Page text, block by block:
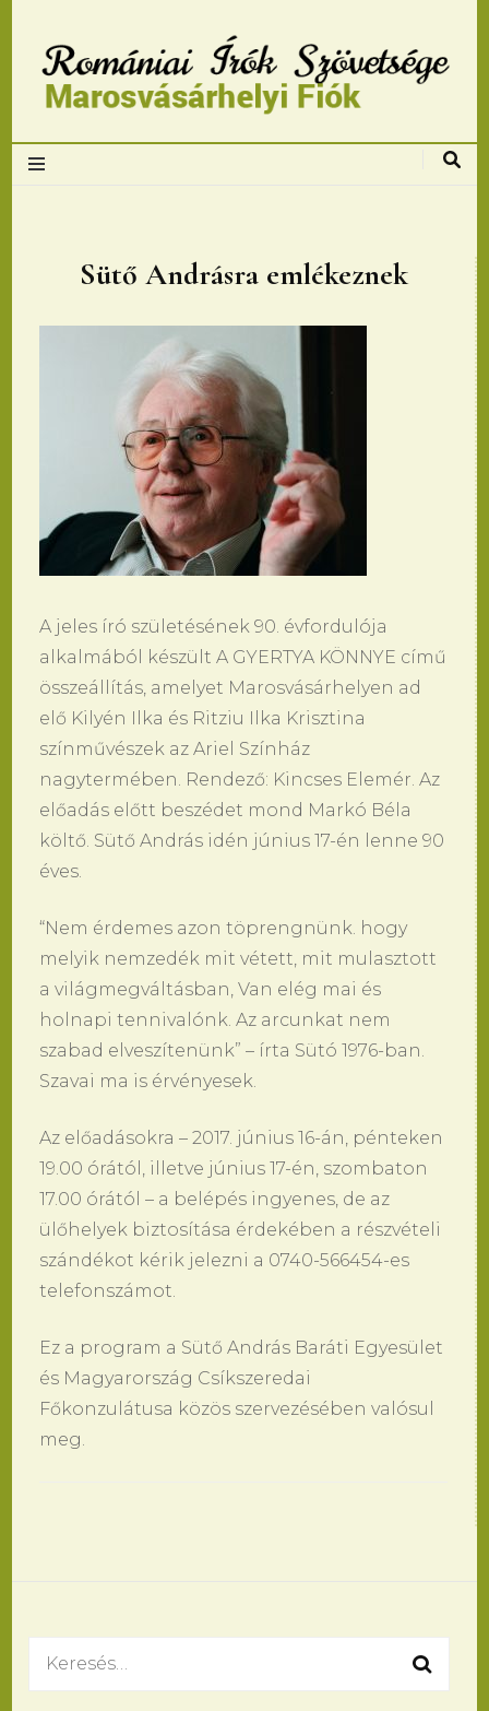
Romániai Írók
Marosvásárhelyi
fiok
Sütő Andrásra emlékeznek
A jeles író születésének 90. évfordulója
alkalmából készült A GYERTYA KÖNNYE című
összeállítás, amelyet Marosvásárhelyen ad
elő Kilyén Ilka és Ritziu Ilka Krisztina
színművészek az Ariel Színház
nagytermében. Rendező: Kincses Elemér. Az
előadás előtt beszédet mond Markó Béla
költő. Sütő András idén június 17-én lenne 90
éves.
“Nem érdemes azon töprengnünk. hogy
melyik nemzedék mit vétett, mit mulasztott
a világmegváltásban, Van elég mai és
holnapi tennivalónk. Az arcunkat nem
szabad elveszítenünk” – írta Sütó 1976-ban.
Szavai ma is érvényesek.
Az előadásokra – 2017. június 16-án, pénteken
19.00 órától, illetve június 17-én, szombaton
17.00 órától – a belépés ingyenes, de az
ülőhelyek biztosítása érdekében a részvételi
szándékot kérik jelezni a 0740-566454-es
telefonszámot.
Ez a program a Sütő András Baráti Egyesület
és Magyarország Csíkszeredai
Főkonzulátusa közös szervezésében valósul
meg.
Keresés: